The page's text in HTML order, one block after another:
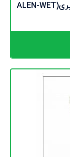
پودر بتن سخت خشکه پاش صادراتی شیری(ALEN-WET